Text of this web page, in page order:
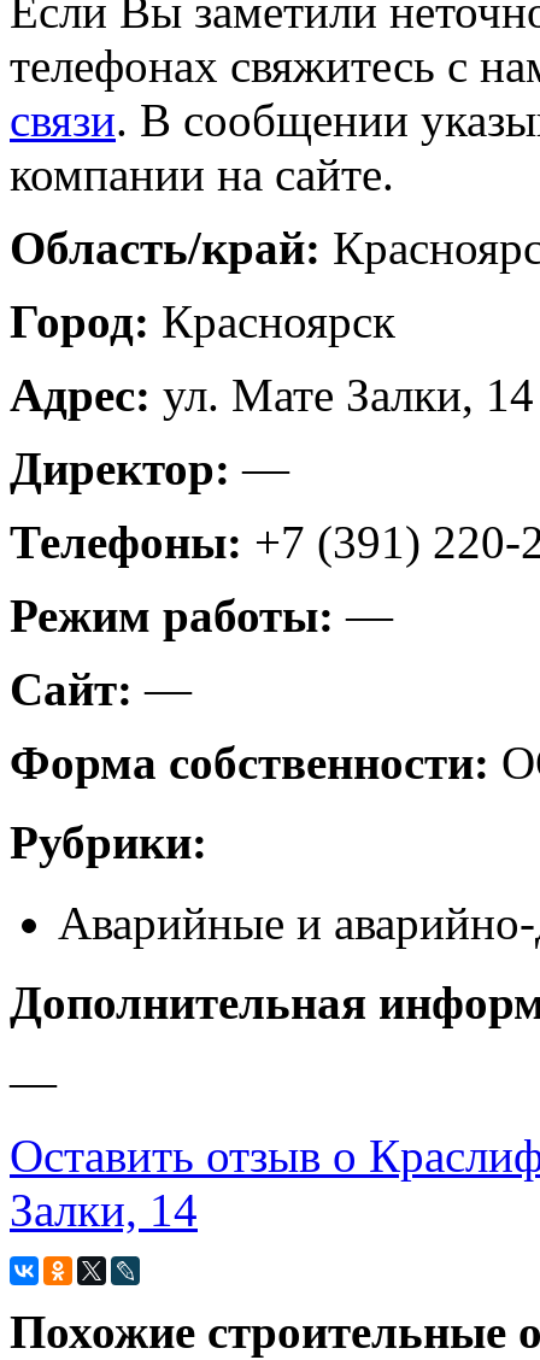
Если Вы заметили
телефонах свяжитесь с
связи. В сообщении
компании на сайте.
Область/край:
Город: Красноярск
Адрес: ул. Мате Залки, 14
Директор:—
Телефоны: +7 (391) 220-
Режим работы:—
Сайт:—
Форма собственности:
Рубрики:
Аварийные и
Дополнительная
—
Оставить отзыв о
Залки, 14
Похожие строительные